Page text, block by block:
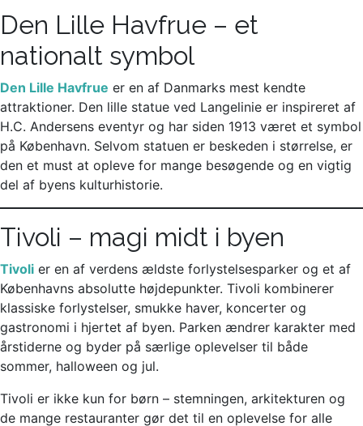
Den Lille Havfrue – et
nationalt symbol
Den Lille Havfrue er en af Danmarks mest kendte
attraktioner. Den lille statue ved Langelinie er inspireret af
H.C. Andersens eventyr og har siden 1913 været et symbol
på København. Selvom statuen er beskeden i størrelse, er
den et must at opleve for mange besøgende og en vigtig
del af byens kulturhistorie.
Tivoli – magi midt i byen
Tivoli er en af verdens ældste forlystelsesparker og et af
Københavns absolutte højdepunkter. Tivoli kombinerer
klassiske forlystelser, smukke haver, koncerter og
gastronomi i hjertet af byen. Parken ændrer karakter med
årstiderne og byder på særlige oplevelser til både
sommer, halloween og jul.
Tivoli er ikke kun for børn – stemningen, arkitekturen og
de mange restauranter gør det til en oplevelse for alle